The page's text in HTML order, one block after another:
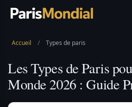
Accueil / Types de paris
Les Types de Paris
Monde 2026 : Guide